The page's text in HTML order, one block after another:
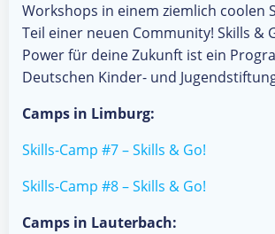
Workshops in einem ziemlich coolen
Teil einer neuen Community! Skills &
Power für deine Zukunft ist ein
Deutschen Kinder- und
Camps in Limburg:
Skills-Camp #7 – Skills & Go!
Skills-Camp #8 – Skills & Go!
Camps in Lauterbach: